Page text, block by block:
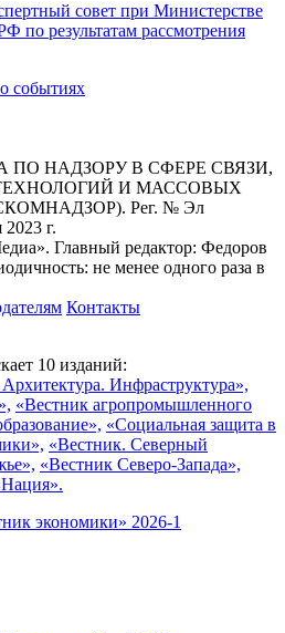
совет при Министерстве
по результатам рассмотрения
ПО НАДЗОРУ В СФЕРЕ СВЯЗИ,
И МАССОВЫХ
Рег. № Эл
г.
Главный редактор: Федоров
не менее одного раза в
Контакты
10 изданий:
Инфраструктура»,
«Вестник агропромышленного
«Социальная защита в
«Вестник. Северный
«Вестник Северо-Запада»,